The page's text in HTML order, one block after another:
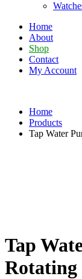
Home
About
Shop
Contact
My Account
Home
Products
Tap Water
Tap
Rotating